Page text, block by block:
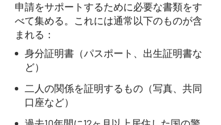
申請をサポートするために必要な書類をす
べて集める。これには通常以下のものが含
まれる：
身分証明書（パスポート、出生証明書な
ど）
二人の関係を証明するもの（写真、共同
口座など）